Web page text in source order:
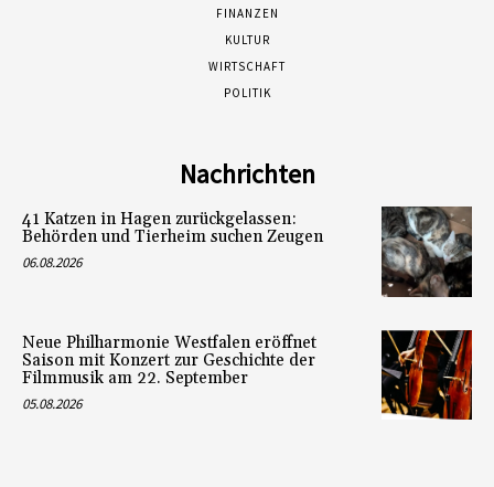
FINANZEN
KULTUR
WIRTSCHAFT
POLITIK
Nachrichten
41 Katzen in Hagen zurückgelassen:
Behörden und Tierheim suchen Zeugen
06.08.2026
Neue Philharmonie Westfalen eröffnet
Saison mit Konzert zur Geschichte der
Filmmusik am 22. September
05.08.2026